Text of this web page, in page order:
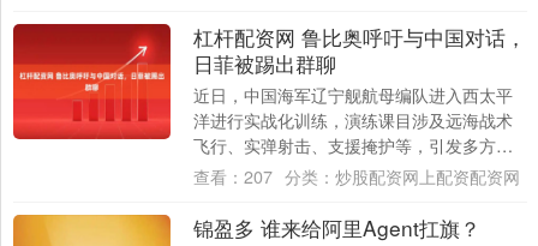
杠杆配资网 鲁比奥呼吁与中国对话，
日菲被踢出群聊
近日，中国海军辽宁舰航母编队进入西太平
洋进行实战化训练，演练课目涉及远海战术
飞行、实弹射击、支援掩护等，引发多方关
注。尤其是做贼心虚的日本和菲律宾，更是
查看： 207 分类： 炒股配资网上配资配资网
锦盈多 谁来给阿里Agent扛旗？